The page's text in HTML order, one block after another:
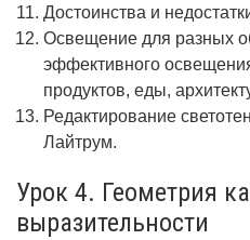
Достоинства и
Освещение для разных
эффективного
продуктов, еды,
Редактирование
Лайтрум.
Урок 4. Геометрия
выразительности